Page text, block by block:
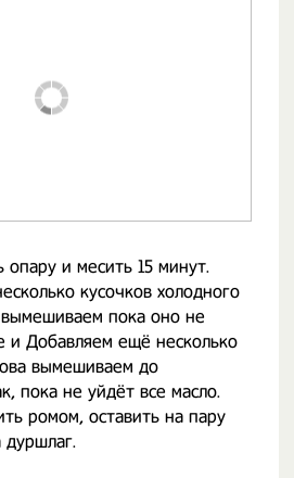
опару и месить 15 минут.
кусочков холодного
вымешиваем пока оно не
и Добавляем ещё несколько
вымешиваем до
пока не уйдёт все масло.
ромом, оставить на пару
дуршлаг.